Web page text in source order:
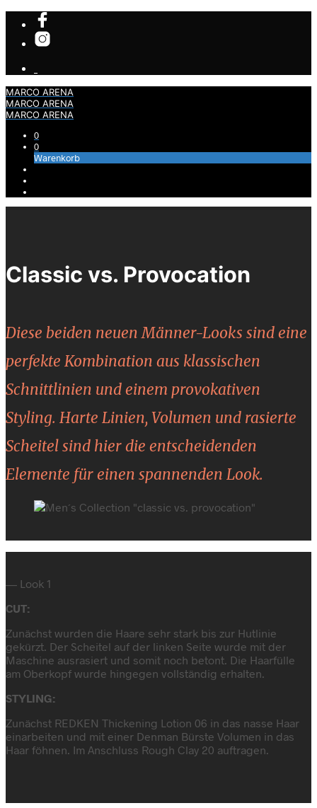
MARCO ARENA
MARCO ARENA
MARCO ARENA
0
0
Warenkorb
Classic vs. Provocation
Diese beiden neuen Männer-Looks sind eine
perfekte Kombination aus klassischen
Schnittlinien und einem provokativen
Styling. Harte Linien, Volumen und rasierte
Scheitel sind hier die entscheidenden
Elemente für einen spannenden Look.
— Look 1
CUT:
Zunächst wurden die Haare sehr stark bis zur Hutlinie
gekürzt. Der Scheitel auf der linken Seite wurde mit der
Maschine ausrasiert und somit noch betont. Die Haarfülle
am Oberkopf wurde hingegen vollständig erhalten.
STYLING:
Zunächst REDKEN Thickening Lotion 06 in das nasse Haar
einarbeiten und mit einer Denman Bürste Volumen in das
Haar föhnen. Im Anschluss Rough Clay 20 auftragen.